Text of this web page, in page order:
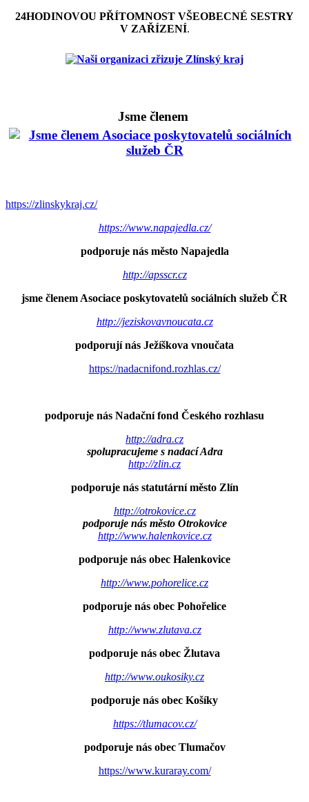
24HODINOVOU PŘÍTOMNOST VŠEOBECNÉ SESTRY
V ZAŘÍZENÍ.
Jsme členem
https://zlinskykraj.cz/
https://www.napajedla.cz/
podporuje nás město Napajedla
http://apsscr.cz
jsme členem Asociace poskytovatelů sociálních služeb ČR
http://jeziskovavnoucata.cz
podporují nás Ježíškova vnoučata
https://nadacnifond.rozhlas.cz/
podporuje nás Nadační fond Českého rozhlasu
http://adra.cz
spolupracujeme s nadací Adra
http://zlin.cz
podporuje nás statutární město Zlín
http://otrokovice.cz
podporuje nás město Otrokovice
http://www.halenkovice.cz
podporuje nás obec Halenkovice
http://www.pohorelice.cz
podporuje nás obec Pohořelice
http://www.zlutava.cz
podporuje nás obec Žlutava
http://www.oukosiky.cz
podporuje nás obec Košíky
https://tlumacov.cz/
podporuje nás obec Tlumačov
https://www.kuraray.com/